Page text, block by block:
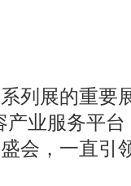
列展的重要
产业服务平
会，一直引